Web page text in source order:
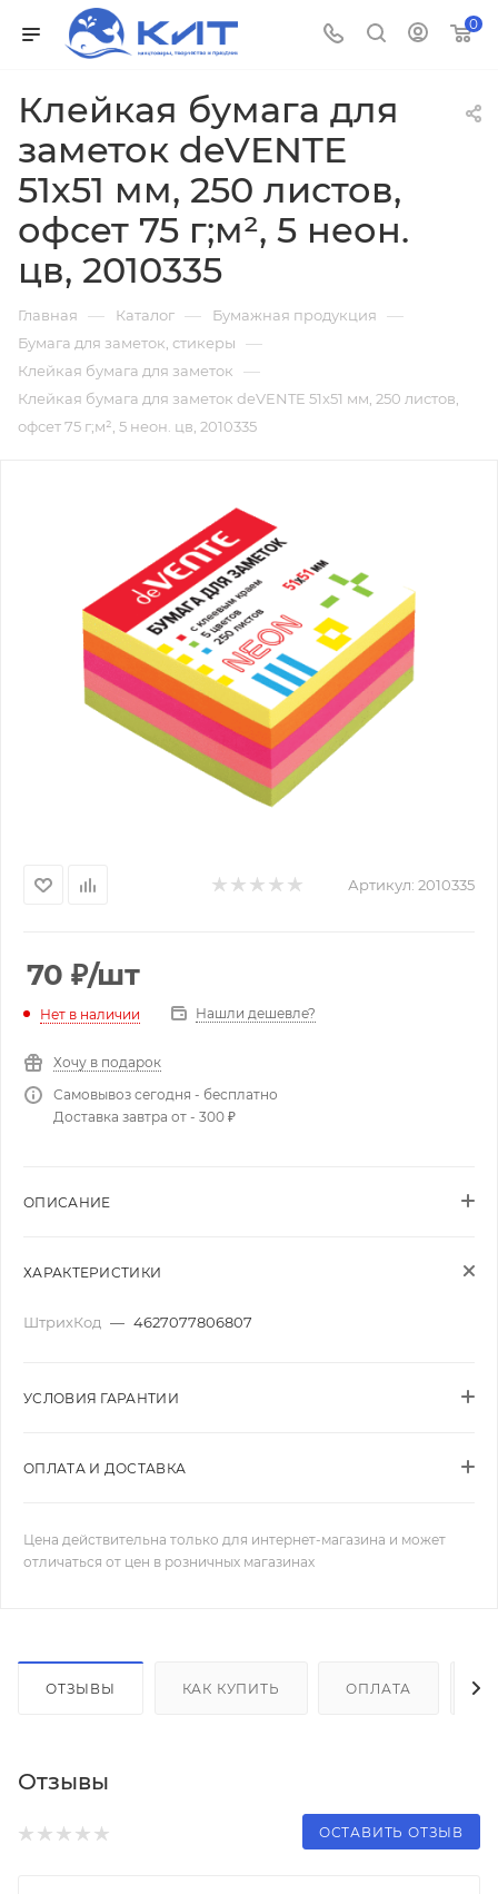
0
Клейкая бумага для
заметок deVENTE
51x51 мм, 250 листов,
офсет 75 г;м², 5 неон.
цв, 2010335
Главная — Каталог — Бумажная продукция —
Бумага для заметок, стикеры —
Клейкая бумага для заметок —
Клейкая бумага для заметок deVENTE 51x51 мм, 250 листов,
офсет 75 г;м², 5 неон. цв, 2010335
Артикул: 2010335
70 ₽/шт
Нет в наличии Нашли дешевле?
Хочу в подарок
Самовывоз сегодня - бесплатно
Доставка завтра от - 300 ₽
ОПИСАНИЕ
ХАРАКТЕРИСТИКИ
ШтрихКод — 4627077806807
УСЛОВИЯ ГАРАНТИИ
ОПЛАТА И ДОСТАВКА
Цена действительна только для интернет-магазина и может
отличаться от цен в розничных магазинах
ОТЗЫВЫ КАК КУПИТЬ ОПЛАТА
Отзывы
ОСТАВИТЬ ОТЗЫВ